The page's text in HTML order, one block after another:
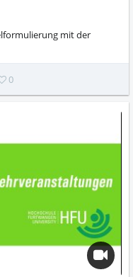
mit der
0